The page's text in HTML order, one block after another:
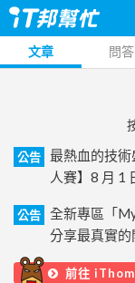
文章 問答
公告
最熱血的技
人賽】8 月 1
公告
全新專區「
分享最真實
前往